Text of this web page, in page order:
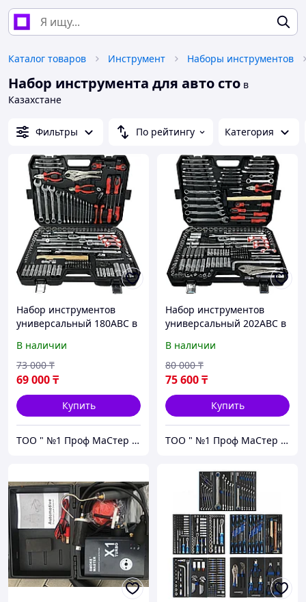
Каталог товаров Инструмент Наборы инструментов
Набор инструмента для авто сто в
Казахстане
Фильтры По рейтингу Категория
Набор инструментов
универсальный 180ABC в
В наличии
69 000₸
73 000 ₸
Купить
ТОО " №1 Проф МаСтер ZNZS"
Набор инструментов
универсальный 202ABC в
В наличии
75 600₸
80 000 ₸
Купить
ТОО " №1 Проф МаСтер ZNZS"